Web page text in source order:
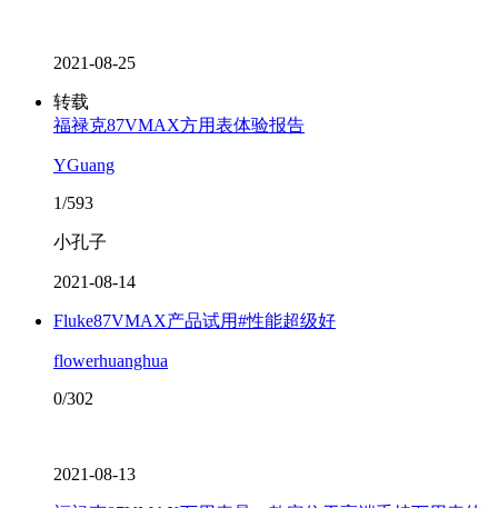
2021-08-25
转载
福禄克87VMAX方用表体验报告
YGuang
1/593
小孔子
2021-08-14
Fluke87VMAX产品试用#性能超级好
flowerhuanghua
0/302
2021-08-13